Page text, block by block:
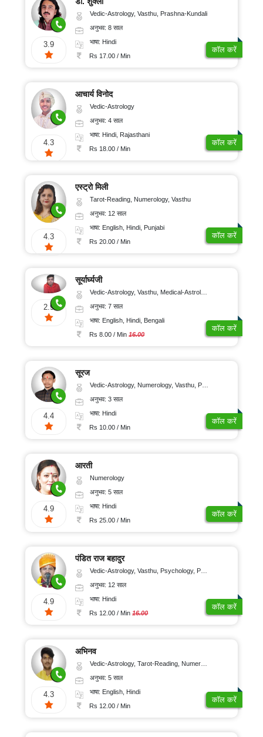
3.9
Vedic-Astrology, Vasthu, Prashna-Kundali
अनुभव: 8 साल
भाषा: Hindi
Rs 17.00 / Min
कॉल करें
4.3
आचार्य विनोद
Vedic-Astrology
अनुभव: 4 साल
भाषा: Hindi, Rajasthani
Rs 18.00 / Min
कॉल करें
4.3
एस्ट्रो मिली
Tarot-Reading, Numerology, Vasthu
अनुभव: 12 साल
भाषा: English, Hindi, Punjabi
Rs 20.00 / Min
कॉल करें
2.9
सूर्यार्घ्यजी
Vedic-Astrology, Vasthu, Medical-Astrology
अनुभव: 7 साल
भाषा: English, Hindi, Bengali
Rs 8.00 / Min16.00
कॉल करें
4.4
सूरज
Vedic-Astrology, Numerology, Vasthu, Prashna-Kundali
अनुभव: 3 साल
भाषा: Hindi
Rs 10.00 / Min
कॉल करें
4.9
आरती
Numerology
अनुभव: 5 साल
भाषा: Hindi
Rs 25.00 / Min
कॉल करें
4.9
पंडित राज बहादुर
Vedic-Astrology, Vasthu, Psychology, Prashna-Kundali
अनुभव: 12 साल
भाषा: Hindi
Rs 12.00 / Min16.00
कॉल करें
4.3
अभिनव
Vedic-Astrology, Tarot-Reading, Numerology, Prashna-Kundali
अनुभव: 5 साल
भाषा: English, Hindi
Rs 12.00 / Min
कॉल करें